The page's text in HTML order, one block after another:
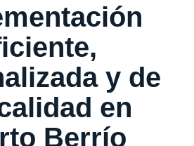
y de
en
Berrío